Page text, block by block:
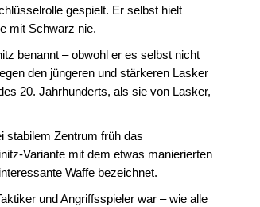
gespielt. Er selbst hielt
mit Schwarz nie.
benannt – obwohl er es selbst nicht
den jüngeren und stärkeren Lasker
20. Jahrhunderts, als sie von Lasker,
stabilem Zentrum früh das
Variante mit dem etwas manierierten
Waffe bezeichnet.
und Angriffsspieler war – wie alle